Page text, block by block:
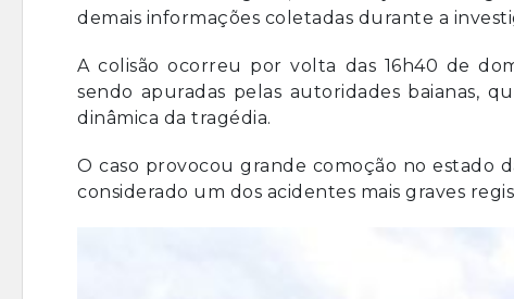
demais informações coletadas durante a
A colisão ocorreu por volta das 16h40 de
sendo apuradas pelas autoridades baianas,
dinâmica da tragédia.
O caso provocou grande comoção no estado
considerado um dos acidentes mais graves